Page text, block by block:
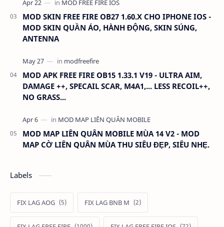
MOD SKIN FREE FIRE OB27 1.60.X CHO IPHONE IOS -
MOD SKIN QUẦN ÁO, HÀNH ĐỘNG, SKIN SÚNG,
ANTENNA
MOD APK FREE FIRE OB15 1.33.1 V19 - ULTRA AIM,
DAMAGE ++, SPECAIL SCAR, M4A1,... LESS RECOIL++,
NO GRASS...
MOD MAP LIÊN QUÂN MOBILE MÙA 14 V2 - MOD
MAP CỜ LIÊN QUÂN MÙA THU SIÊU ĐẸP, SIÊU NHẸ.
Labels
FIX LAG AOG FIX LAG BNB M